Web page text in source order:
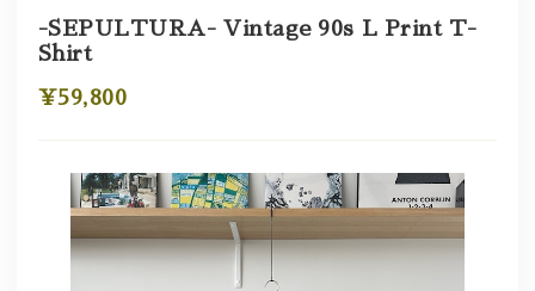
-SEPULTURA- Vintage 90s L Print T-
Shirt
¥59,800